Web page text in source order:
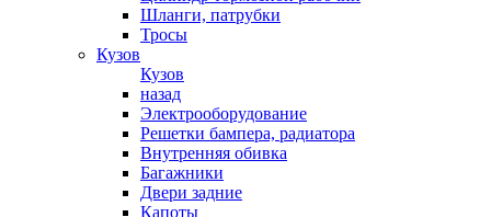
Шланги, патрубки
Тросы
Кузов
Кузов
назад
Электрооборудование
Решетки бампера, радиатора
Внутренняя обивка
Багажники
Двери задние
Капоты